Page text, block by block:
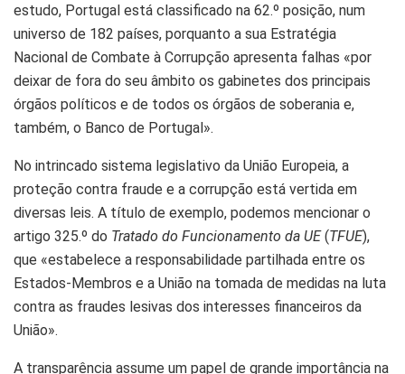
estudo, Portugal está classificado na 62.º posição, num
universo de 182 países, porquanto a sua Estratégia
Nacional de Combate à Corrupção apresenta falhas «por
deixar de fora do seu âmbito os gabinetes dos principais
órgãos políticos e de todos os órgãos de soberania e,
também, o Banco de Portugal».
No intrincado sistema legislativo da União Europeia, a
proteção contra fraude e a corrupção está vertida em
diversas leis. A título de exemplo, podemos mencionar o
artigo 325.º do Tratado do Funcionamento da UE(TFUE),
que «estabelece a responsabilidade partilhada entre os
Estados-Membros e a União na tomada de medidas na luta
contra as fraudes lesivas dos interesses financeiros da
União».
A transparência assume um papel de grande importância na